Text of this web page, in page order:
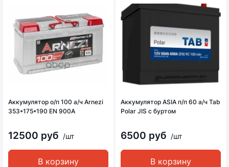
Аккумулятор о/п 100 а/ч Arnezi
353*175*190 EN 900A
12500 руб /шт
В корзину
Аккумулятор ASIA п/п 60 а/ч Tab
Polar JIS с буртом
6500 руб /шт
В корзину